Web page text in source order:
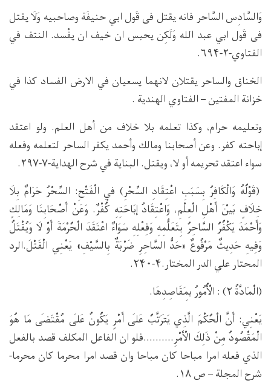
وَالسَّادِس السَّاحر فانه يقتل فى قَول ابي حنيفَة وصاحبيه وَلَا يقتل
فى قَول ابي عبد الله وَلَكِن يحبس ان خيف ان يفْسد. النتف في
الفتاوي-۲-۶۹۴.
الخناق والساحر يقتلان لانهما يسعيان في الارض الفساد كذا في
خزانة المفتين – الفتاوي الهندية .
وتعليمه حرام، وكذا تعلمه بلا خلاف من أهل العلم. ولو اعتقد
إباحته كفر. وعن أصحابنا ومالك وأحمد يكفر الساحر لتعلمه وفعله
سواء اعتقد تحريمه أو لا، ويقتل. البناية في شرح الهداية-۷-۲۹۷.
(قَوْلُهُ وَالْكَافِرُ بِسَبَبِ اعْتِقَادِ السِّحْرِ) فِي الْفَتْحِ: السِّحْرُ حَرَامٌ بِلَا
خِلَافٍ بَيْنَ أَهْلِ الْعِلْمِ، وَاعْتِقَادُ إبَاحَتِهِ كُفْرٌ. وَعَنْ أَصْحَابِنَا وَمَالِكٍ
وَأَحْمَدَ يَكْفُرُ السَّاحِرُ بِتَعَلُّمِهِ وَفِعْلِهِ سَوَاءٌ اعْتَقَدَ الْحُرْمَةَ أَوْ لَا وَيُقْتَلُ
وَفِيهِ حَدِيثٌ مَرْفُوعٌ «حَدُّ السَّاحِرِ ضَرْبَةٌ بِالسَّيْفِ» يَعْنِي الْقَتْلَ.الرد
المحتار علي الدر المختار.۴-۲۴۰.
(الْمَادَّةُ ۲) : الْأُمُورُ بِمَقَاصِدِهَا.
يَعْنِي: أَنَّ الْحُكْمَ الَّذِي يَتَرَتَّبُ عَلَى أَمْرٍ يَكُونُ عَلَى مُقْتَضَى مَا هُوَ
الْمَقْصُودُ مِنْ ذَلِكَ الْأَمْرِ..........فلو ان الفاعل المكلف قصد بالفعل
الذي فعله امرا مباحا كان مباحا وان قصد امرا محرما كان محرما-
شرح المجلة – ص ۱۸.